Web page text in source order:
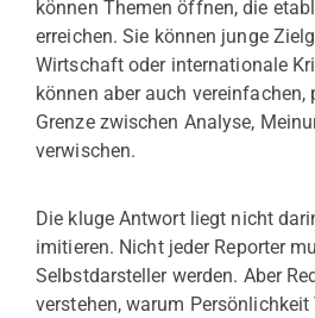
können Themen öffnen, die
erreichen. Sie können junge
Wirtschaft oder internationale
können aber auch vereinfachen,
Grenze zwischen Analyse,
verwischen.
Die kluge Antwort liegt nicht
imitieren. Nicht jeder Reporter
Selbstdarsteller werden. Aber
verstehen, warum Persönlichkeit